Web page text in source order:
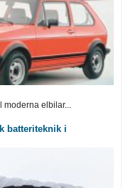
elbilar...
batteriteknik i